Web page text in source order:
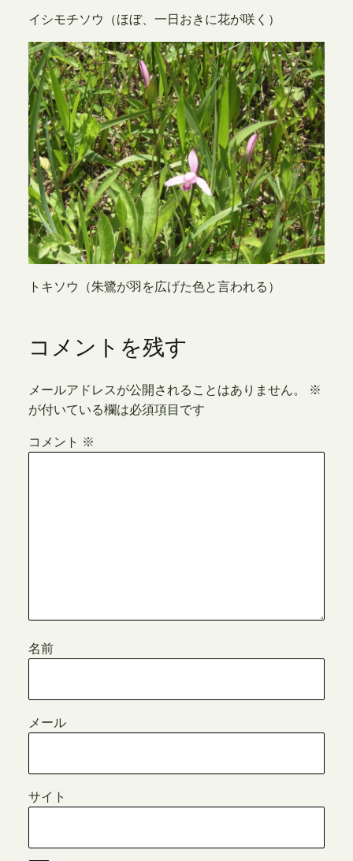
イシモチソウ（ほぼ、一日おきに花が咲く）
トキソウ（朱鷺が羽を広げた色と言われる）
コメントを残す
メールアドレスが公開されることはありません。
※
が付いている欄は必須項目です
コメント ※
名前
メール
サイト